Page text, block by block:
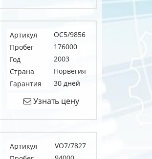
Артикул
OC5/9856
Пробег
176000
Год
2003
Страна
Норвегия
Гарантия
30 дней
Узнать цену
Артикул
VO7/7827